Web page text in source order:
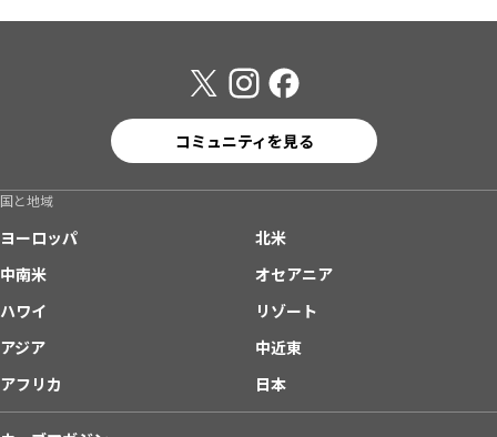
コミュニティを見る
国と地域
ヨーロッパ
北米
中南米
オセアニア
ハワイ
リゾート
アジア
中近東
アフリカ
日本